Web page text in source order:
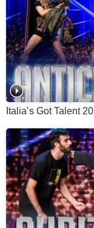
Italia’s Got Talent